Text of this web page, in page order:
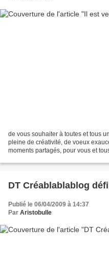
de vous souhaiter à toutes et tous
pleine de créativité, de voeux
moments partagés, pour vous et
DT Créablablablog
Publié le 06/04/2009 à 14:37
Par Aristobulle